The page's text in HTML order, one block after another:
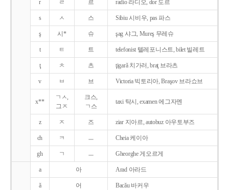
r ㄹ 르 radio 라디오, dor 도르
s ㅅ 스 Sibiu 시비우, pas 파스
ş 시* 슈 şag 샤그, Mureş 무레슈
t ㅌ 트 telefonist 텔레포니스트, bilet 빌레트
ţ ㅊ 츠 ţigarǎ 치가러, braţ 브라츠
v ㅂ 브 Victoria 빅토리아, Braşov 브라쇼브
x**
ㄱㅅ,
그ㅈ
크스,
ㄱ스
taxi 탁시, examen 에그자멘
z ㅈ 즈 ziar 지아르, autobuz 아우토부즈
ch ㅋ ㅡ Cheia 케이아
gh ㄱ ㅡ Gheorghe 게오르게
a 아 Arad 아라드
ǎ 어 Bacǎu 바커우